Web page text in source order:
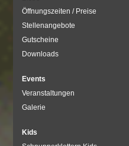
Öffnungszeiten / Preise
Stellenangebote
Gutscheine
Downloads
Events
Veranstaltungen
Galerie
Kids